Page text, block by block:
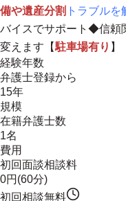
備や遺産分割 トラブルを
バイスでサポート◆信頼
変えます 【駐車場有り 】
経験年数
弁護士登録から
15年
規模
在籍弁護士数
1名
費用
初回面談相談料
0円(60分)
初回相談無料